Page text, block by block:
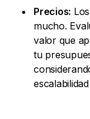
Precios:
mucho.
valor que
tu